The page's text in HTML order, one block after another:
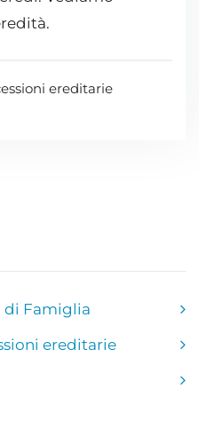
ereditarie
Famiglia
ereditarie